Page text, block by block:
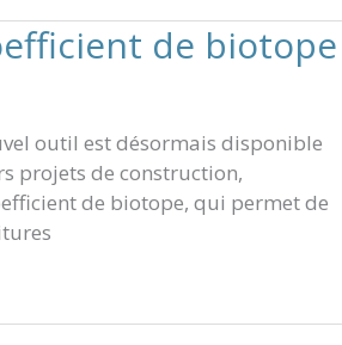
de biotope
outil est désormais disponible
projets de construction,
de biotope, qui permet de